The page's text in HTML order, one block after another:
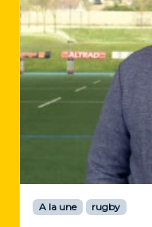
A la une rugby